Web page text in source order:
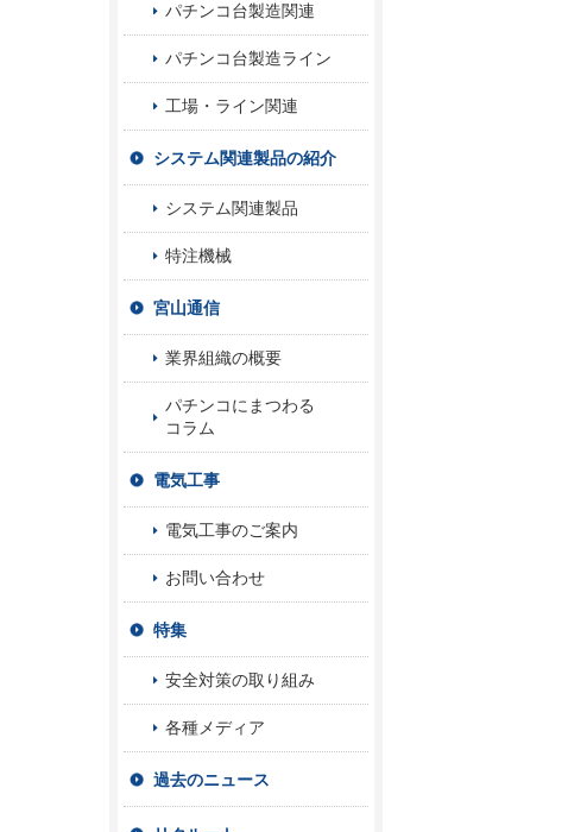
パチンコ台製造関連
パチンコ台製造ライン
工場・ライン関連
システム関連製品の紹介
システム関連製品
特注機械
宮山通信
業界組織の概要
パチンコにまつわる
コラム
電気工事
電気工事のご案内
お問い合わせ
特集
安全対策の取り組み
各種メディア
過去のニュース